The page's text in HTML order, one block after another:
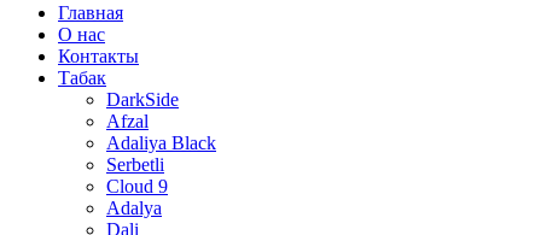
Главная
О нас
Контакты
Табак
DarkSide
Afzal
Adaliya Black
Serbetli
Cloud 9
Adalya
Dali